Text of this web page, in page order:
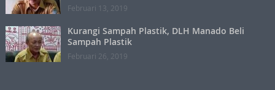
Februari 13, 2019
Kurangi Sampah Plastik, DLH Manado Beli
Sampah Plastik
Februari 26, 2019